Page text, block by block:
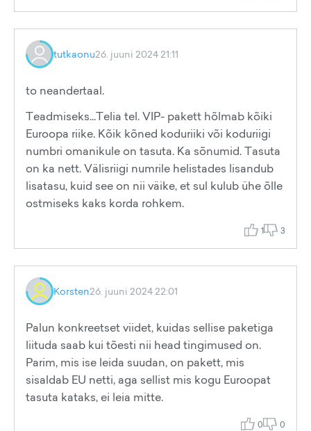
tutkaonu26. juuni 2024 21:11
to neandertaal.
Teadmiseks...Telia tel. VIP- pakett hõlmab kõiki
Euroopa riike. Kõik kõned koduriiki või koduriigi
numbri omanikule on tasuta. Ka sõnumid. Tasuta
on ka nett. Välisriigi numrile helistades lisandub
lisatasu, kuid see on nii väike, et sul kulub ühe õlle
ostmiseks kaks korda rohkem.
1 3
Korsten26. juuni 2024 22:01
Palun konkreetset viidet, kuidas sellise paketiga
liituda saab kui tõesti nii head tingimused on.
Parim, mis ise leida suudan, on pakett, mis
sisaldab EU netti, aga sellist mis kogu Euroopat
tasuta kataks, ei leia mitte.
0 0